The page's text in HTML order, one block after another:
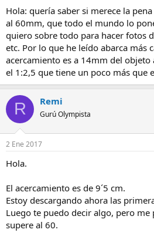
d
e
l
t
e
m
a
i
c
i
o
Hola: quería saber si merece la
al 60mm, que todo el mundo lo
quiero sobre todo para hacer fotos
etc. Por lo que he leído abarca más
acercamiento es a 14mm del objeto
el 1:2,5 que tiene un poco más que
R Remi
Gurú Olympista
2 Ene 2017
Hola.
El acercamiento es de 9´5 cm.
Estoy descargando ahora las
Luego te puedo decir algo, pero
supere al 60.